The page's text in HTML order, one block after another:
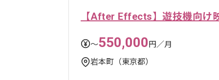
【After Effects】遊技機向け
〜550,000円／月
岩本町（東京都）